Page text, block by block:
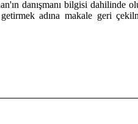
danışmanı bilgisi dahilinde
adına makale geri